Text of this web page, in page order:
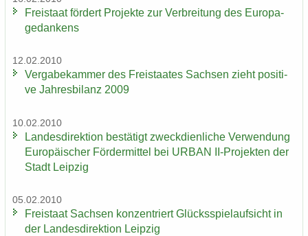
Frei­staat för­dert Pro­jek­te zur Ver­brei­tung des Eu­ro­pa­
ge­dan­kens
12.02.2010
Ver­ga­be­kam­mer des Frei­staa­tes Sach­sen zieht po­si­ti­
ve Jah­res­bi­lanz 2009
10.02.2010
Lan­des­di­rek­ti­on be­stä­tigt zweck­dien­li­che Ver­wen­dung
Eu­ro­päi­scher För­der­mit­tel bei URBAN II-​Projekten der
Stadt Leip­zig
05.02.2010
Frei­staat Sach­sen kon­zen­triert Glücks­spiel­auf­sicht in
der Lan­des­di­rek­ti­on Leip­zig